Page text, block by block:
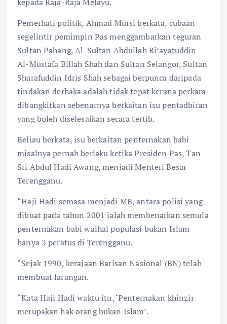
o
k
p
p
Pemerhati politik, Ahmad Mursi berkata, cubaan
segelintir pemimpin Pas menggambarkan teguran
Sultan Pahang, Al-Sultan Abdullah Ri’ayatuddin
Al-Mustafa Billah Shah dan Sultan Selangor, Sultan
Sharafuddin Idris Shah sebagai berpunca daripada
tindakan derhaka adalah tidak tepat kerana perkara
dibangkitkan sebenarnya berkaitan isu pentadbiran
yang boleh diselesaikan secara tertib.
Beliau berkata, isu berkaitan penternakan babi
misalnya pernah berlaku ketika Presiden Pas, Tan
Sri Abdul Hadi Awang, menjadi Menteri Besar
Terengganu.
“Haji Hadi semasa menjadi MB, antara polisi yang
dibuat pada tahun 2001 ialah membenarkan semula
penternakan babi walhal populasi bukan Islam
hanya 3 peratus di Terengganu.
“Sejak 1990, kerajaan Barisan Nasional (BN) telah
membuat larangan.
“Kata Haji Hadi waktu itu, ‘Penternakan khinzir
merupakan hak orang bukan Islam’.